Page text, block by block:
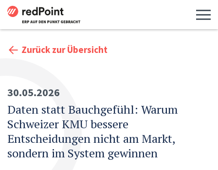
Zurück zur Übersicht
30.05.2026
Daten statt Bauchgefühl: Warum
Schweizer KMU bessere
Entscheidungen nicht am Markt,
sondern im System gewinnen